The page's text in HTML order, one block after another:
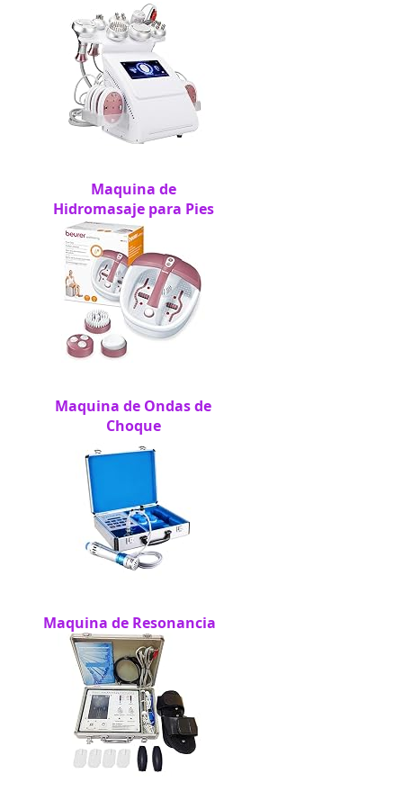
Maquina de
Hidromasaje para Pies
Maquina de Ondas de
Choque
Maquina de Resonancia